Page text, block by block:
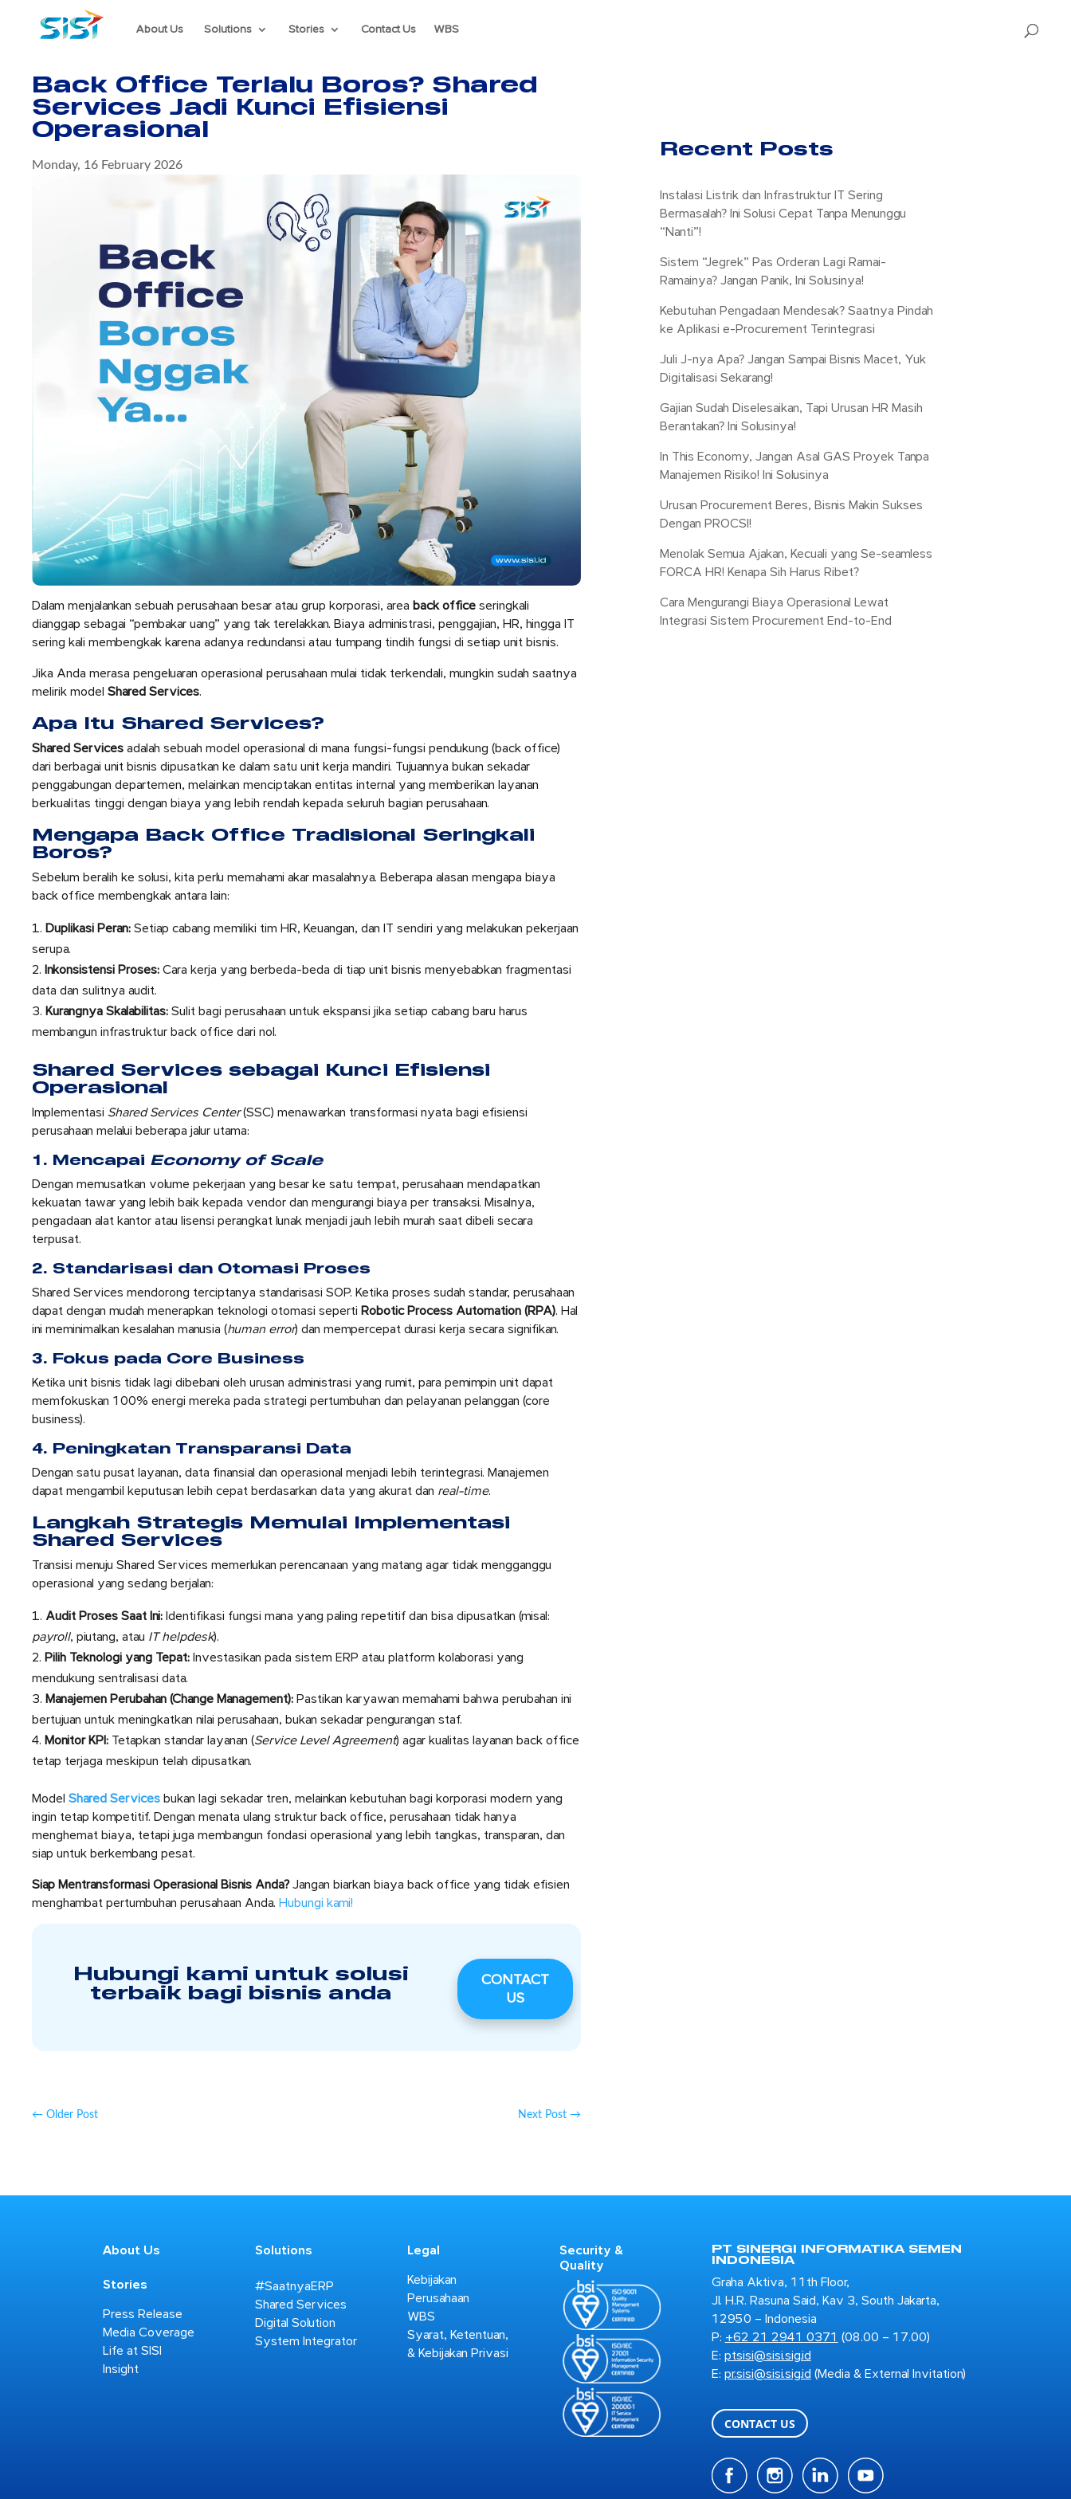
About Us Solutions Stories Contact Us WBS
Back Office Terlalu Boros? Shared
Services Jadi Kunci Efisiensi
Operasional
Monday, 16 February 2026
Dalam menjalankan sebuah perusahaan besar atau grup korporasi, areaback office seringkali
dianggap sebagai “pembakar uang” yang tak terelakkan. Biaya administrasi, penggajian, HR, hingga IT
sering kali membengkak karena adanya redundansi atau tumpang tindih fungsi di setiap unit bisnis.
Jika Anda merasa pengeluaran operasional perusahaan mulai tidak terkendali, mungkin sudah saatnya
melirik modelShared Services.
Apa Itu Shared Services?
Shared Services adalah sebuah model operasional di mana fungsi-fungsi pendukung (back office)
dari berbagai unit bisnis dipusatkan ke dalam satu unit kerja mandiri. Tujuannya bukan sekadar
penggabungan departemen, melainkan menciptakan entitas internal yang memberikan layanan
berkualitas tinggi dengan biaya yang lebih rendah kepada seluruh bagian perusahaan.
Mengapa Back Office Tradisional Seringkali
Boros?
Sebelum beralih ke solusi, kita perlu memahami akar masalahnya. Beberapa alasan mengapa biaya
back office membengkak antara lain:
Duplikasi Peran: Setiap cabang memiliki tim HR, Keuangan, dan IT sendiri yang melakukan pekerjaan
serupa.
Inkonsistensi Proses: Cara kerja yang berbeda-beda di tiap unit bisnis menyebabkan fragmentasi
data dan sulitnya audit.
Kurangnya Skalabilitas: Sulit bagi perusahaan untuk ekspansi jika setiap cabang baru harus
membangun infrastruktur back office dari nol.
Shared Services sebagai Kunci Efisiensi
Operasional
Implementasi Shared Services Center(SSC) menawarkan transformasi nyata bagi efisiensi
perusahaan melalui beberapa jalur utama:
1. Mencapai Economy of Scale
Dengan memusatkan volume pekerjaan yang besar ke satu tempat, perusahaan mendapatkan
kekuatan tawar yang lebih baik kepada vendor dan mengurangi biaya per transaksi. Misalnya,
pengadaan alat kantor atau lisensi perangkat lunak menjadi jauh lebih murah saat dibeli secara
terpusat.
2. Standarisasi dan Otomasi Proses
Shared Services mendorong terciptanya standarisasi SOP. Ketika proses sudah standar, perusahaan
dapat dengan mudah menerapkan teknologi otomasi sepertiRobotic Process Automation (RPA). Hal
ini meminimalkan kesalahan manusia (human error) dan mempercepat durasi kerja secara signifikan.
3. Fokus pada Core Business
Ketika unit bisnis tidak lagi dibebani oleh urusan administrasi yang rumit, para pemimpin unit dapat
memfokuskan 100% energi mereka pada strategi pertumbuhan dan pelayanan pelanggan (core
business).
4. Peningkatan Transparansi Data
Dengan satu pusat layanan, data finansial dan operasional menjadi lebih terintegrasi. Manajemen
dapat mengambil keputusan lebih cepat berdasarkan data yang akurat dan real-time.
Langkah Strategis Memulai Implementasi
Shared Services
Transisi menuju Shared Services memerlukan perencanaan yang matang agar tidak mengganggu
operasional yang sedang berjalan:
Audit Proses Saat Ini: Identifikasi fungsi mana yang paling repetitif dan bisa dipusatkan (misal:
payroll, piutang, atau IT helpdesk).
Pilih Teknologi yang Tepat: Investasikan pada sistem ERP atau platform kolaborasi yang
mendukung sentralisasi data.
Manajemen Perubahan (Change Management): Pastikan karyawan memahami bahwa perubahan ini
bertujuan untuk meningkatkan nilai perusahaan, bukan sekadar pengurangan staf.
Monitor KPI: Tetapkan standar layanan (Service Level Agreement) agar kualitas layanan back office
tetap terjaga meskipun telah dipusatkan.
ModelShared Services bukan lagi sekadar tren, melainkan kebutuhan bagi korporasi modern yang
ingin tetap kompetitif. Dengan menata ulang struktur back office, perusahaan tidak hanya
menghemat biaya, tetapi juga membangun fondasi operasional yang lebih tangkas, transparan, dan
siap untuk berkembang pesat.
Siap Mentransformasi Operasional Bisnis Anda?Jangan biarkan biaya back office yang tidak efisien
menghambat pertumbuhan perusahaan Anda.Hubungi kami!
Hubungi kami untuk solusi
terbaik bagi bisnis anda
CONTACT
US
←Older Post Next Post→
Recent Posts
Instalasi Listrik dan Infrastruktur IT Sering
Bermasalah? Ini Solusi Cepat Tanpa Menunggu
“Nanti”!
Sistem “Jegrek” Pas Orderan Lagi Ramai-
Ramainya? Jangan Panik, Ini Solusinya!
Kebutuhan Pengadaan Mendesak? Saatnya Pindah
ke Aplikasi e-Procurement Terintegrasi
Juli J-nya Apa? Jangan Sampai Bisnis Macet, Yuk
Digitalisasi Sekarang!
Gajian Sudah Diselesaikan, Tapi Urusan HR Masih
Berantakan? Ini Solusinya!
In This Economy, Jangan Asal GAS Proyek Tanpa
Manajemen Risiko! Ini Solusinya
Urusan Procurement Beres, Bisnis Makin Sukses
Dengan PROCSI!
Menolak Semua Ajakan, Kecuali yang Se-seamless
FORCA HR! Kenapa Sih Harus Ribet?
Cara Mengurangi Biaya Operasional Lewat
Integrasi Sistem Procurement End-to-End
About Us
Stories
Press Release
Media Coverage
Life at SISI
Insight
Solutions
#SaatnyaERP
Shared Services
Digital Solution
System Integrator
Legal
Kebijakan
Perusahaan
WBS
Syarat, Ketentuan,
& Kebijakan Privasi
Security &
Quality
PT SINERGI INFORMATIKA SEMEN
INDONESIA
Graha Aktiva, 11th Floor,
Jl. H.R. Rasuna Said, Kav 3, South Jakarta,
12950 – Indonesia
P: +62 21 2941 0371 (08.00 – 17.00)
E: ptsisi@sisi.sig.id
E: pr.sisi@sisi.sig.id (Media & External Invitation)
CONTACT US